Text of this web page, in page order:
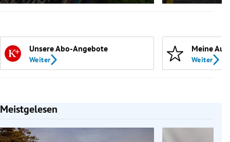
Unsere Abo-Angebote
Weiter
Meine
Weiter
Meistgelesen
Slide 1 von 7